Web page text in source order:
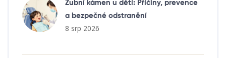
Zubní kámen u dětí: Příčiny, prevence
a bezpečné odstranění
8 srp 2026